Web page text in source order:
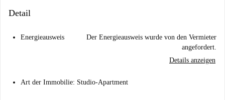
Detail
Energieausweis
Der Energieausweis wurde von den Vermieter
angefordert.
Details anzeigen
Art der Immobilie: Studio-Apartment